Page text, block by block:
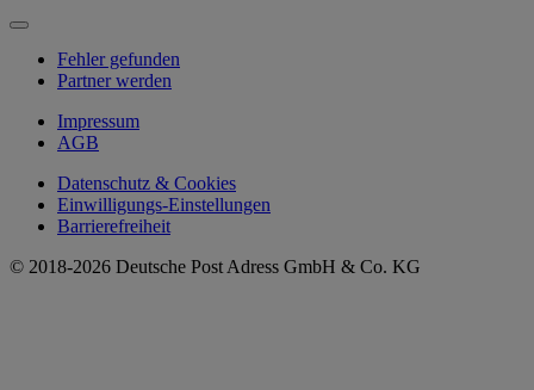
Fehler gefunden
Partner werden
Impressum
AGB
Datenschutz & Cookies
Einwilligungs-Einstellungen
Barrierefreiheit
© 2018-2026 Deutsche Post Adress GmbH & Co. KG